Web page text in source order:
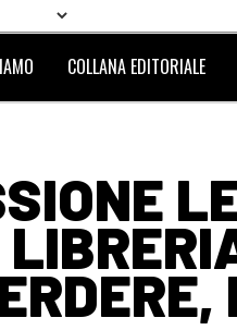
COLLANA EDITORIALE